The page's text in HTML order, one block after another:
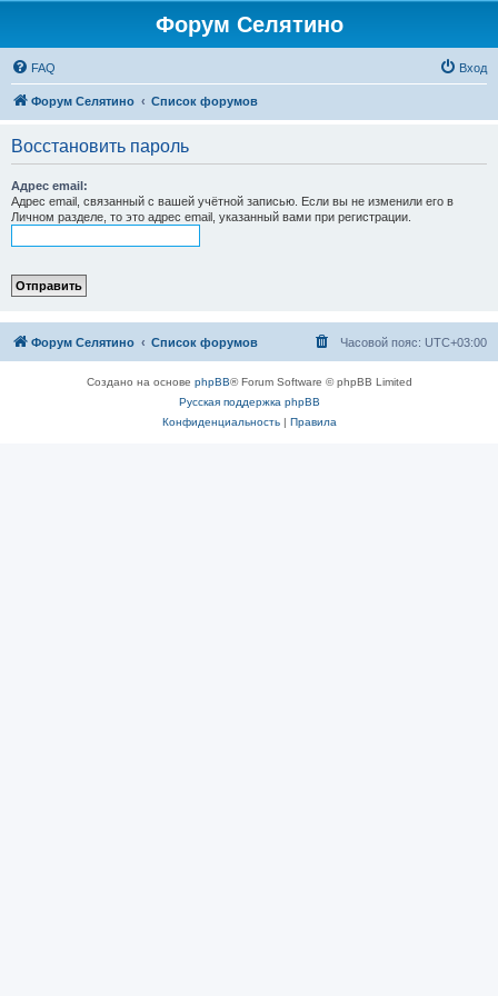
Форум Селятино
FAQ Вход
Форум Селятино Список форумов
Восстановить пароль
Адрес email:
Адрес email, связанный с вашей учётной записью. Если вы не изменили его в
Личном разделе, то это адрес email, указанный вами при регистрации.
Форум Селятино Список форумов Часовой пояс: UTC+03:00
Создано на основе phpBB® Forum Software © phpBB Limited
Русская поддержка phpBB
Конфиденциальность| Правила